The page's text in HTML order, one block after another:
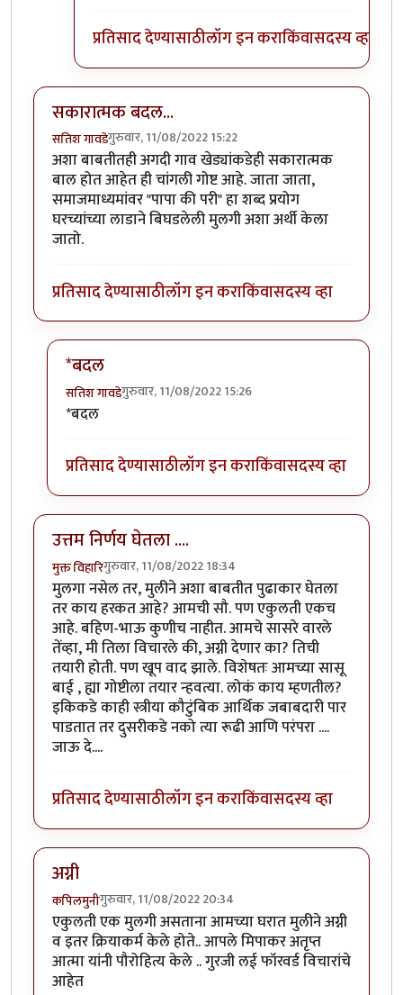
प्रतिसाद देण्यासाठीलॉग इन कराकिंवासदस्य व्हा
सकारात्मक बदल...
सतिश गावडेगुरुवार, 11/08/2022 15:22
अशा बाबतीतही अगदी गाव खेड्यांकडेही सकारात्मक
बाल होत आहेत ही चांगली गोष्ट आहे. जाता जाता,
समाजमाध्यमांवर "पापा की परी" हा शब्द प्रयोग
घरच्यांच्या लाडाने बिघडलेली मुलगी अशा अर्थी केला
जातो.
प्रतिसाद देण्यासाठीलॉग इन कराकिंवासदस्य व्हा
*बदल
सतिश गावडेगुरुवार, 11/08/2022 15:26
In reply to
*बदल
प्रतिसाद देण्यासाठीलॉग इन कराकिंवासदस्य व्हा
उत्तम निर्णय घेतला ....
मुक्त विहारिगुरुवार, 11/08/2022 18:34
मुलगा नसेल तर, मुलीने अशा बाबतीत पुढाकार घेतला
तर काय हरकत आहे? आमची सौ. पण एकुलती एकच
आहे. बहिण-भाऊ कुणीच नाहीत. आमचे सासरे वारले
तेंव्हा, मी तिला विचारले की, अग्नी देणार का? तिची
तयारी होती. पण खूप वाद झाले. विशेषतः आमच्या सासू
बाई , ह्या गोष्टीला तयार न्हवत्या. लोकं काय म्हणतील?
इकिकडे काही स्त्रीया कौटुंबिक आर्थिक जबाबदारी पार
पाडतात तर दुसरीकडे नको त्या रूढी आणि परंपरा ....
जाऊ दे....
प्रतिसाद देण्यासाठीलॉग इन कराकिंवासदस्य व्हा
अग्नी
कपिलमुनीगुरुवार, 11/08/2022 20:34
एकुलती एक मुलगी असताना आमच्या घरात मुलीने अग्नी
व इतर क्रियाकर्म केले होते.. आपले मिपाकर अतृप्त
आत्मा यांनी पौरोहित्य केले .. गुरजी लई फॉरवर्ड विचारांचे
आहेत